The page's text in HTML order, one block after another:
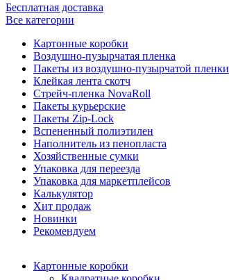
Бесплатная доставка
Все категории
Картонные коробки
Воздушно-пузырчатая пленка
Пакеты из воздушно-пузырчатой пленки
Клейкая лента скотч
Стрейч-пленка NovaRoll
Пакеты курьерские
Пакеты Zip-Lock
Вспененный полиэтилен
Наполнитель из пенопласта
Хозяйственные сумки
Упаковка для переезда
Упаковка для маркетплейсов
Калькулятор
Хит продаж
Новинки
Рекомендуем
Картонные коробки